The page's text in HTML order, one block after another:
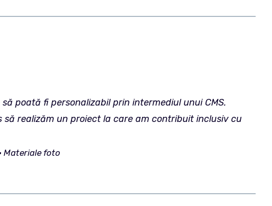
poată fi personalizabil prin intermediul unui CMS.
realizăm un proiect la care am contribuit inclusiv cu
Materiale foto